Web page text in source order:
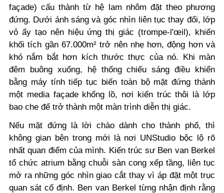
façade) cấu thành từ hệ lam nhôm đặt theo phương
đứng. Dưới ánh sáng và góc nhìn liên tục thay đổi, lớp
vỏ ấy tạo nên hiệu ứng thị giác (trompe-l'œil), khiến
khối tích gần 67.000m² trở nên nhẹ hơn, động hơn và
khó nắm bắt hơn kích thước thực của nó. Khi màn
đêm buông xuống, hệ thống chiếu sáng điều khiển
bằng máy tính tiếp tục biến toàn bộ mặt đứng thành
một media façade khổng lồ, nơi kiến trúc thôi là lớp
bao che để trở thành một màn trình diễn thị giác.
Nếu mặt đứng là lời chào dành cho thành phố, thì
không gian bên trong mới là nơi UNStudio bộc lộ rõ
nhất quan điểm của mình. Kiến trúc sư Ben van Berkel
tổ chức atrium bằng chuỗi sàn cong xếp tầng, liên tục
mở ra những góc nhìn giao cắt thay vì áp đặt một trục
quan sát cố định. Ben van Berkel từng nhận định rằng